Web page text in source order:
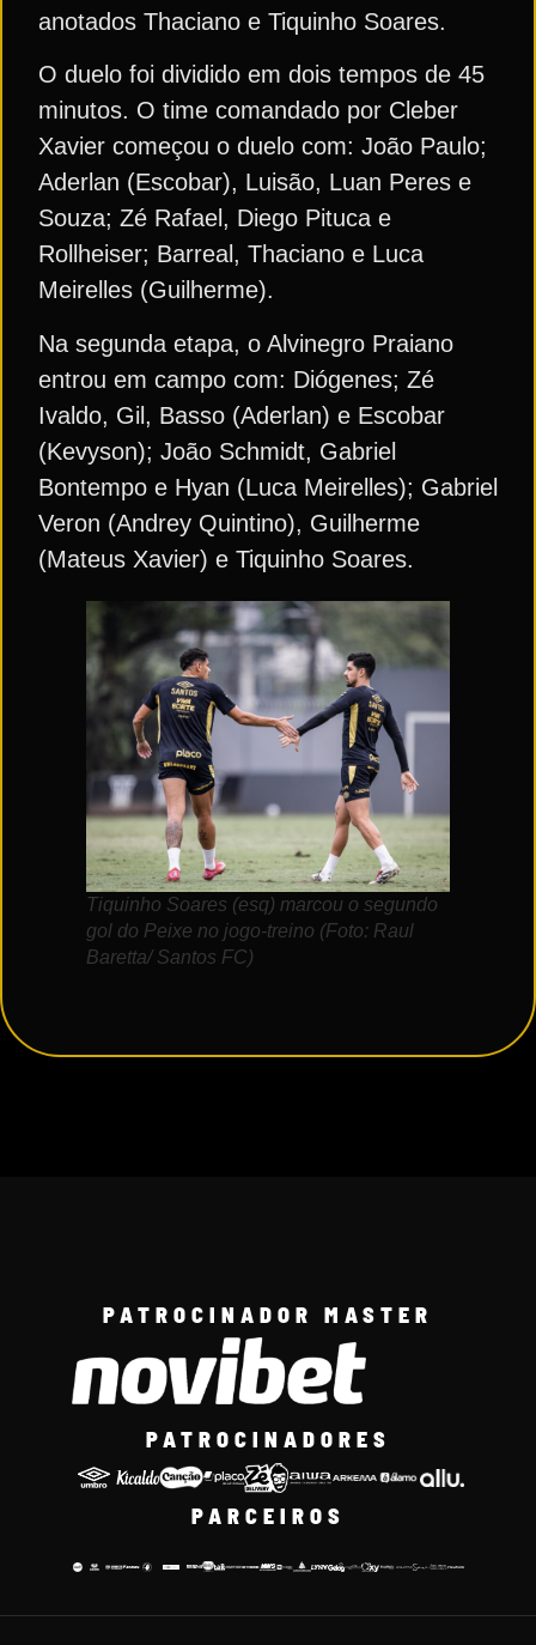
anotados Thaciano e Tiquinho Soares.
O duelo foi dividido em dois tempos de 45
minutos. O time comandado por Cleber
Xavier começou o duelo com: João Paulo;
Aderlan (Escobar), Luisão, Luan Peres e
Souza; Zé Rafael, Diego Pituca e
Rollheiser; Barreal, Thaciano e Luca
Meirelles (Guilherme).
Na segunda etapa, o Alvinegro Praiano
entrou em campo com: Diógenes; Zé
Ivaldo, Gil, Basso (Aderlan) e Escobar
(Kevyson); João Schmidt, Gabriel
Bontempo e Hyan (Luca Meirelles); Gabriel
Veron (Andrey Quintino), Guilherme
(Mateus Xavier) e Tiquinho Soares.
Tiquinho Soares (esq) marcou o segundo
gol do Peixe no jogo-treino (Foto: Raul
Baretta/ Santos FC)
PATROCINADOR MASTER
PATROCINADORES
PARCEIROS